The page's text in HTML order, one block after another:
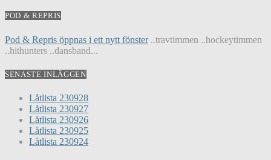
POD & REPRIS
Pod & Repris öppnas i ett nytt fönster..travtimmen ..hockeytimmen
..hithunters ..dansband...
SENASTE INLÄGGEN
Låtlista 230928
Låtlista 230927
Låtlista 230926
Låtlista 230925
Låtlista 230924